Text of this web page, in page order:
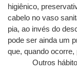
higiênico,
cabelo no vaso
pia, ao invés do
pode ser ainda um
que, quando
Outros